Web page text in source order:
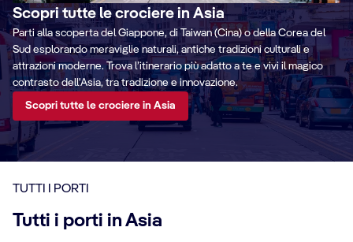
Scopri tutte le crociere in Asia
Parti alla scoperta del Giappone, di Taiwan (Cina) o della Corea del
Sud esplorando meraviglie naturali, antiche tradizioni culturali e
attrazioni moderne. Trova l’itinerario più adatto a te e vivi il magico
contrasto dell'Asia, tra tradizione e innovazione.
Scopri tutte le crociere in Asia
TUTTI I PORTI
Tutti i porti in Asia